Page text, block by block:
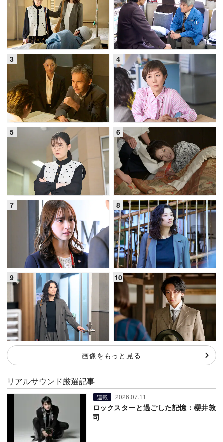
画像をもっと見る
リアルサウンド厳選記事
連載 2026.07.11
ロックスターと過ごした記憶：櫻井敦
司